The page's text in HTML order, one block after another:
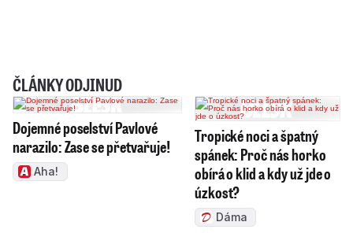
ČLÁNKY ODJINUD
Dojemné poselství Pavlové
narazilo: Zase se přetvařuje!
Aha!
Tropické noci a špatný
spánek: Proč nás horko
obírá o klid a kdy už jde o
úzkost?
Dáma